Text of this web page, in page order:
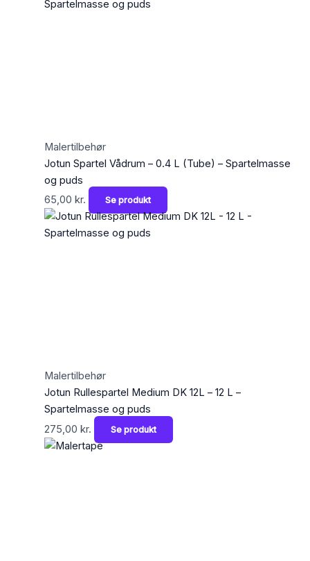
Malertilbehør
Jotun Spartel Vådrum – 0.4 L (Tube) – Spartelmasse
og puds
65,00 kr. Se produkt
Malertilbehør
Jotun Rullespartel Medium DK 12L – 12 L –
Spartelmasse og puds
275,00 kr. Se produkt